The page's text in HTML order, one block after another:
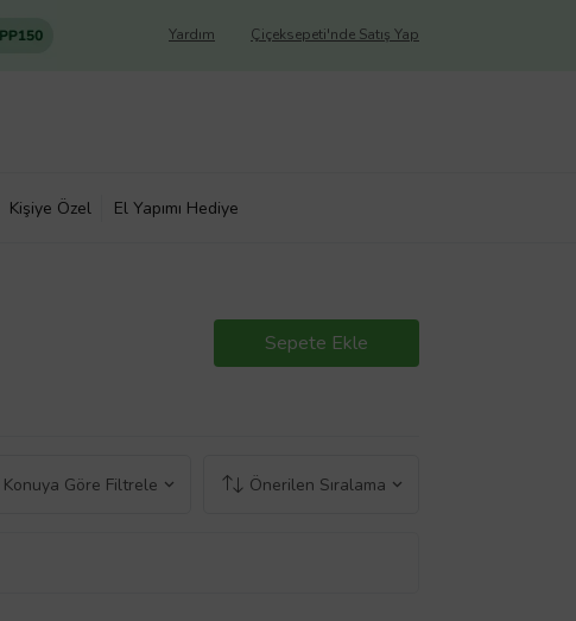
Çiçeksepeti'nde Satış Yap
Yardım
Kişiye Özel El Yapımı Hediye
Sepete Ekle
Konuya Göre Filtrele Önerilen Sıralama